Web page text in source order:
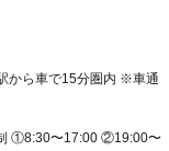
から車で15分圏内 ※車通
①8:30〜17:00 ②19:00〜